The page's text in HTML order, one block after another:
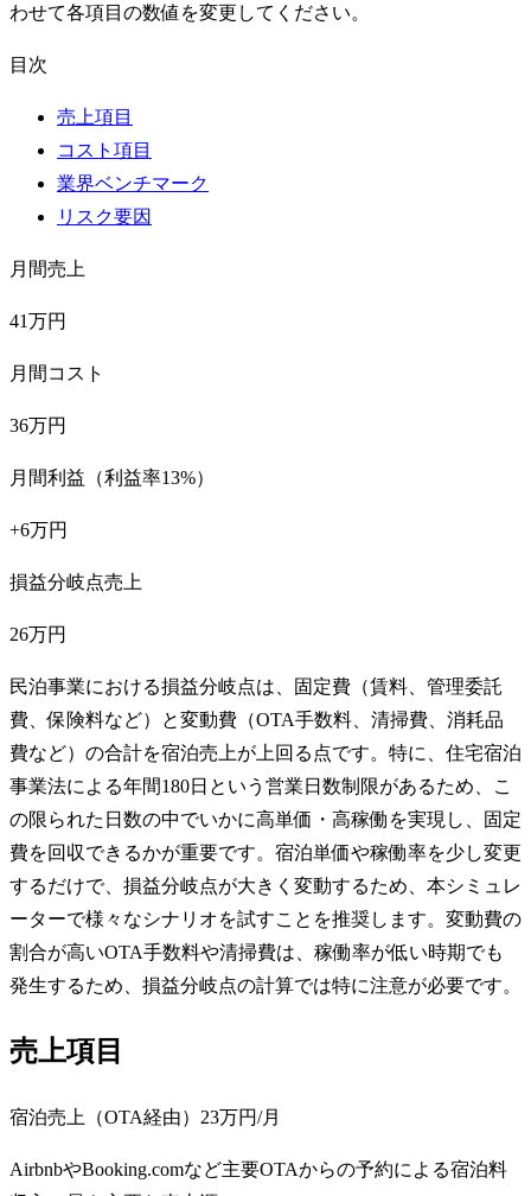
わせて各項目の数値を変更してください。
目次
売上項目
コスト項目
業界ベンチマーク
リスク要因
月間売上
41万円
月間コスト
36万円
月間利益（利益率13%）
+6万円
損益分岐点売上
26万円
民泊事業における損益分岐点は、固定費（賃料、管理委託
費、保険料など）と変動費（OTA手数料、清掃費、消耗品
費など）の合計を宿泊売上が上回る点です。特に、住宅宿泊
事業法による年間180日という営業日数制限があるため、こ
の限られた日数の中でいかに高単価・高稼働を実現し、固定
費を回収できるかが重要です。宿泊単価や稼働率を少し変更
するだけで、損益分岐点が大きく変動するため、本シミュレ
ーターで様々なシナリオを試すことを推奨します。変動費の
割合が高いOTA手数料や清掃費は、稼働率が低い時期でも
発生するため、損益分岐点の計算では特に注意が必要です。
売上項目
宿泊売上（OTA経由） 23万円/月
AirbnbやBooking.comなど主要OTAからの予約による宿泊料